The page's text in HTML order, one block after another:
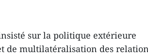
sur la politique extérieure
de multilatéralisation des